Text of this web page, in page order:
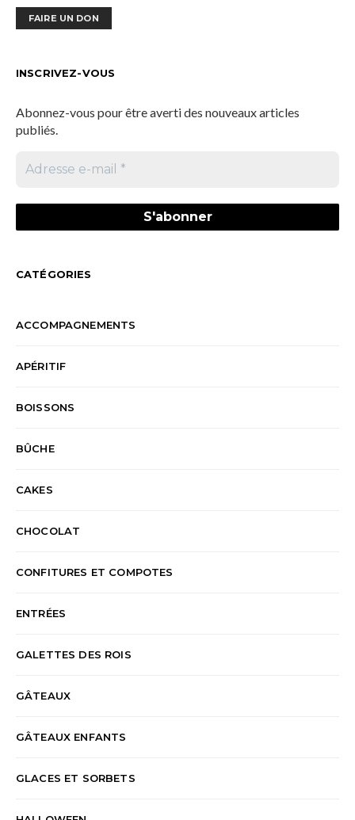
FAIRE UN DON
INSCRIVEZ-VOUS
Abonnez-vous pour être averti des nouveaux articles
publiés.
CATÉGORIES
ACCOMPAGNEMENTS
APÉRITIF
BOISSONS
BÛCHE
CAKES
CHOCOLAT
CONFITURES ET COMPOTES
ENTRÉES
GALETTES DES ROIS
GÂTEAUX
GÂTEAUX ENFANTS
GLACES ET SORBETS